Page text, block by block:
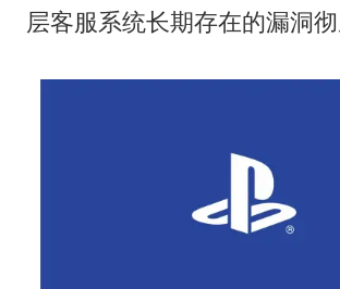
层客服系统长期存在的漏洞彻